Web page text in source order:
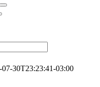
07-30T23:23:41-03:00